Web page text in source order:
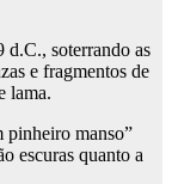
d.C., soterrando as
e fragmentos de
lama.
pinheiro manso”
escuras quanto a